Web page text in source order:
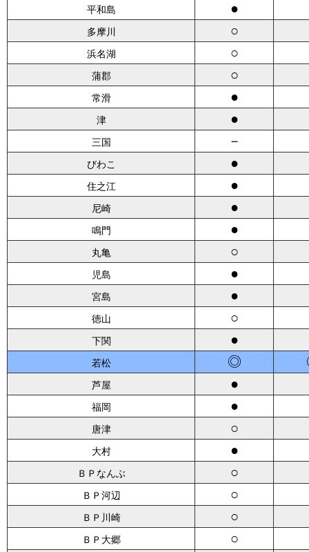
平和島 ●
多摩川 ○
浜名湖 ○
蒲郡 ○
常滑 ●
津 ●
三国 －
びわこ ●
住之江 ●
尼崎 ●
鳴門 ●
丸亀 ○
児島 ●
宮島 ●
徳山 ○
下関 ●
若松 ◎
芦屋 ●
福岡 ●
唐津 ○
大村 ●
ＢＰなんぶ ○
ＢＰ河辺 ○
ＢＰ川崎 ○
ＢＰ大郷 ○